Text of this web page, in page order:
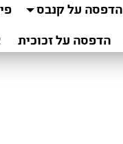
הדפסה על קנבס
הדפסה על זכוכית